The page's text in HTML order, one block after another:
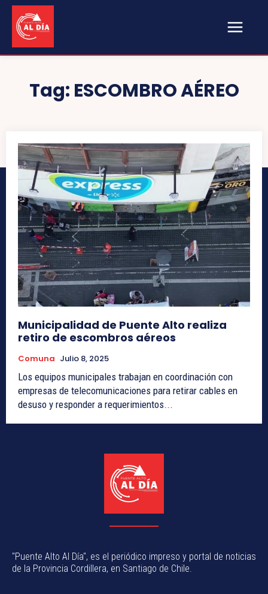
Tag: ESCOMBRO AÉREO
Municipalidad de Puente Alto realiza
retiro de escombros aéreos
Comuna Julio 8, 2025
Los equipos municipales trabajan en coordinación con
empresas de telecomunicaciones para retirar cables en
desuso y responder a requerimientos...
"Puente Alto Al Día", es el periódico impreso y portal de noticias
de la Provincia Cordillera, en Santiago de Chile.